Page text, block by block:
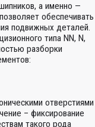
а именно —
обеспечивать
подвижных деталей.
типа NN, N,
разборки
отверстиями
– фиксирование
такого рода